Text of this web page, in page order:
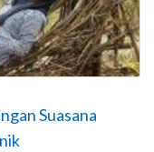
Suasana